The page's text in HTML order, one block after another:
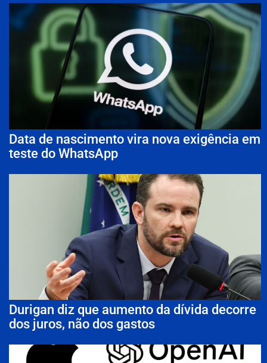
Data de nascimento vira nova exigência em
teste do WhatsApp
Durigan diz que aumento da dívida decorre
dos juros, não dos gastos